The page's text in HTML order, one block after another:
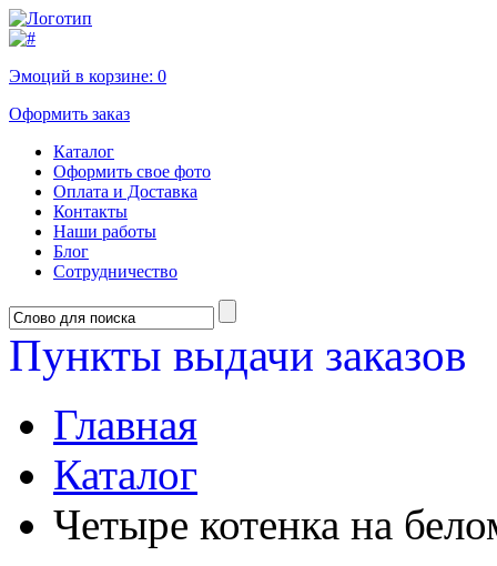
Эмоций в корзине: 0
Оформить заказ
Каталог
Оформить свое фото
Оплата и Доставка
Контакты
Наши работы
Блог
Сотрудничество
Пункты выдачи заказов
Главная
Каталог
Четыре котенка на